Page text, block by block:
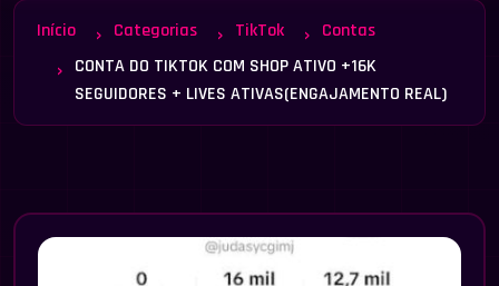
Início Categorias TikTok
Contas
CONTA DO TIKTOK COM SHOP ATIVO +16K
SEGUIDORES + LIVES ATIVAS(ENGAJAMENTO REAL)